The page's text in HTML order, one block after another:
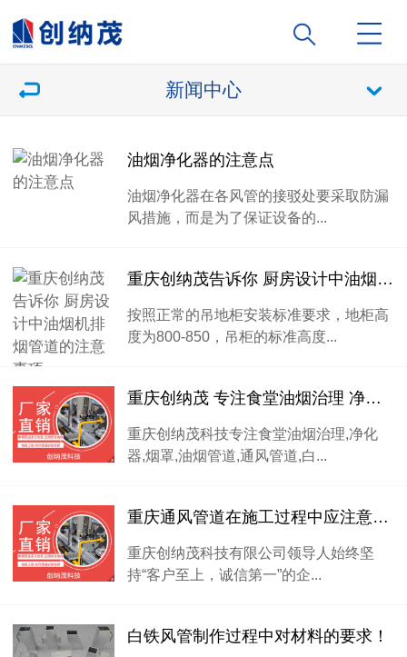
新闻中心
油烟净化器的注意点
油烟净化器在各风管的接驳处要采取防漏
风措施，而是为了保证设备的...
重庆创纳茂告诉你 厨房设计中油烟机排烟管道的注意事项
按照正常的吊地柜安装标准要求，地柜高
度为800-850，吊柜的标准高度...
重庆创纳茂 专注食堂油烟治理 净化器 油烟管道 白铁加工等
重庆创纳茂科技专注食堂油烟治理,净化
器,烟罩,油烟管道,通风管道,白...
重庆通风管道在施工过程中应注意的事项有哪些
重庆创纳茂科技有限公司领导人始终坚
持“客户至上，诚信第一”的企...
白铁风管制作过程中对材料的要求！